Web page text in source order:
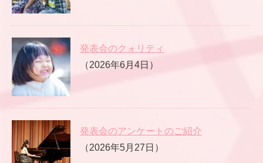
発表会のクォリティ
（2026年6月4日）
発表会のアンケートのご紹介
（2026年5月27日）